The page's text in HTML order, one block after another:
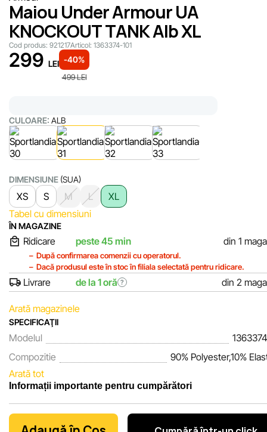
Maiou Under Armour UA
KNOCKOUT TANK Alb XL
Cod produs: 921217Articol: 1363374-101
-40%
499LEI
299 LEI
CULOARE: ALB
DIMENSIUNE (SUA)
XS S M L
XL
Tabel cu dimensiuni
ÎN MAGAZINE
Ridicare peste 45 min din 1
După confirmarea comenzii cu operatorul.
Dacă produsul este în stoc în filiala selectată pentru ridicare.
Livrare de la 1 oră ? din 2
Arată magazinele
SPECIFICAŢII
Modelul
Compozitie
90% Polyester,10%
Arată tot
Informații importante pentru cumpărători
Noi, echipa rețelei de magazine Sportlandia, apreciem
clienților noștri. În fiecare zi depunem eforturi pentru ca